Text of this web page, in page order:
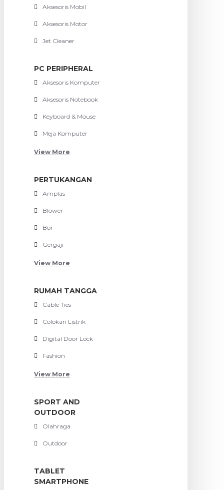
Aksesoris Mobil
Aksesoris Motor
Jet Cleaner
PC PERIPHERAL
Aksesoris Komputer
Aksesoris Notebook
Keyboard & Mouse
Meja Komputer
View More
PERTUKANGAN
Amplas
Blower
Bor
Gergaji
View More
RUMAH TANGGA
Cable Ties
Colokan Listrik
Digital Door Lock
Fashion
View More
SPORT AND
OUTDOOR
Olahraga
Outdoor
TABLET
SMARTPHONE